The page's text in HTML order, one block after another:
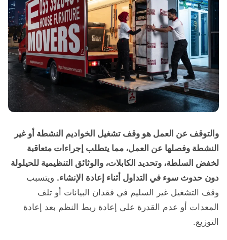
والتوقف عن العمل هو وقف تشغيل الخواديم النشطة أو غير
النشطة وفصلها عن العمل، مما يتطلب إجراءات متعاقبة
لخفض السلطة، وتحديد الكابلات، والوثائق التنظيمية للحيلولة
دون حدوث سوء في التداول أثناء إعادة الإنشاء. ويتسبب
وقف التشغيل غير السليم في فقدان البيانات أو تلف
المعدات أو عدم القدرة على إعادة ربط النظم بعد إعادة
التوزيع.